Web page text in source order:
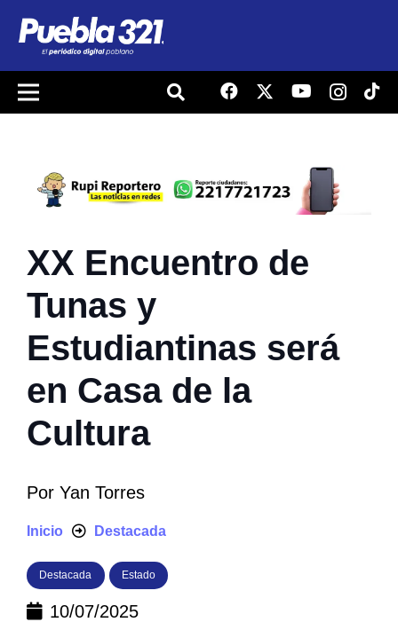
XX Encuentro de
Tunas y
Estudiantinas será
en Casa de la
Cultura
Por Yan Torres
Inicio Destacada
Destacada Estado
10/07/2025